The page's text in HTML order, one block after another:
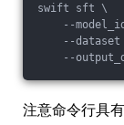
swift sft \
--
--dataset
--
注意命令行具